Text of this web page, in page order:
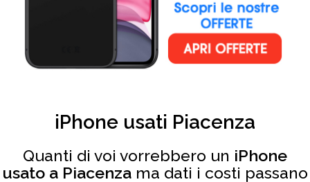
iPhone usati Piacenza
Quanti di voi vorrebbero un iPhone
usato a Piacenzama dati i costi passano